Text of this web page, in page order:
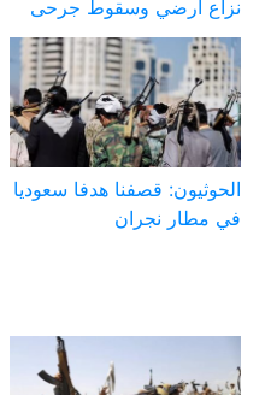
نزاع أرضي وسقوط جرحى
الحوثيون: قصفنا هدفا سعوديا
في مطار نجران